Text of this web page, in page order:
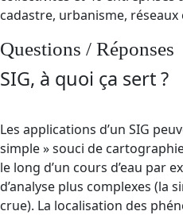
cadastre, urbanisme, réseaux
Questions / Réponses
SIG, à quoi ça sert ?
Les applications d’un SIG
simple » souci de
le long d’un cours d’eau par
d’analyse plus complexes (la
crue). La localisation des